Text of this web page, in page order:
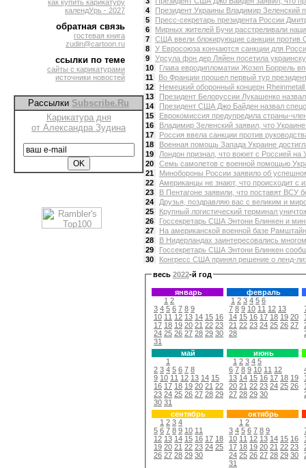
как купить карикатуру
календУрь - 2027
обратная связь
гостевая книга
zudin@cartoon.ru
ссылки по теме
сайты с карикатурами
источники новостей
Рассылки Subscribe.Ru
Карикатура дня
от Александра Зудина
4
Президент Украины Владимир Зеленский
5
Пресс-секретарь президента России
6
Мирных жителей Бучи расстреливали
7
США ввели блокирующие санкции против
8
У Евросоюза кончаются санкции для
9
Урсула фон дер Ляйен посетила
10
Глава евродипломатии Жозеп Боррель
11
Во Франции прошел первый тур
12
Немецкий оборонный концерн
13
Президент Белоруссии Лукашенко
14
Президент США Джо Байден назвал
15
Еврокомиссия предупредила страны-
16
Владимир Зеленский заявил, что
17
Россия ввела санкции против
18
Военная помощь Запада Украине
19
Лондон признал, что воюет с Россией на
20
Семь самолетов с военной помощью
21
Минобороны России заявило об
22
Американцы не знают, что происходит с
23
В Пентагоне заявили, что поставят ВСУ
24
Друзья, поздравляю вас с великим и
25
Крупный логистический терминал
26
Госсекретарь США Энтони Блинкен и
27
На американской военной базе
28
В Нидерландах заинтересовались
29
Госсекретарь США Энтони Блинкен
30
Конгресс США принял решение о ленд-
весь 2022-й год
январь
1 2
3 4 5 6 7 8 9
10 11 12 13 14 15 16
17 18 19 20 21 22 23
24 25 26 27 28 29 30
31
февраль
1 2 3 4 5 6
7 8 9 10 11 12 13
14 15 16 17 18 19 20
21 22 23 24 25 26 27
28
май
1
2 3 4 5 6 7 8
9 10 11 12 13 14 15
16 17 18 19 20 21 22
23 24 25 26 27 28 29
30 31
июнь
1 2 3 4 5
6 7 8 9 10 11 12
13 14 15 16 17 18 19
20 21 22 23 24 25 26
27 28 29 30
сентябрь
1 2 3 4
5 6 7 8 9 10 11
12 13 14 15 16 17 18
19 20 21 22 23 24 25
26 27 28 29 30
октябрь
1 2
3 4 5 6 7 8 9
10 11 12 13 14 15 16
17 18 19 20 21 22 23
24 25 26 27 28 29 30
31